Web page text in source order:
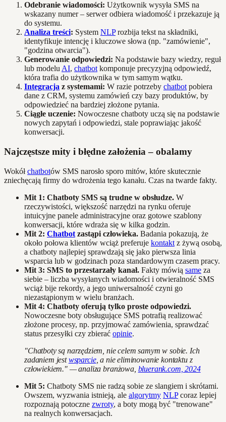
Odebranie wiadomości: Użytkownik wysyła SMS na
wskazany numer – serwer odbiera wiadomość i przekazuje ją
do systemu.
Analiza treści: System NLProzbija tekst na składniki,
identyfikuje intencję i kluczowe słowa (np. "zamówienie",
"godzina otwarcia").
Generowanie odpowiedzi: Na podstawie bazy wiedzy, reguł
lub modelu AI, chatbot komponuje precyzyjną odpowiedź,
która trafia do użytkownika w tym samym wątku.
Integracja z systemami: W razie potrzeby chatbot pobiera
dane z CRM, systemu zamówień czy bazy produktów, by
odpowiedzieć na bardziej złożone pytania.
Ciągłe uczenie: Nowoczesne chatboty uczą się na podstawie
nowych zapytań i odpowiedzi, stale poprawiając jakość
konwersacji.
Najczęstsze mity i błędne założenia – obalamy
Wokółchatbotów SMS narosło sporo mitów, które skutecznie
zniechęcają firmy do wdrożenia tego kanału. Czas na twarde fakty.
Mit 1: Chatboty SMS są trudne w obsłudze. W
rzeczywistości, większość narzędzi na rynku oferuje
intuicyjne panele administracyjne oraz gotowe szablony
konwersacji, które wdraża się w kilka godzin.
Mit 2: Chatbot zastąpi człowieka. Badania pokazują, że
około połowa klientów wciąż preferuje kontakt z żywą osobą,
a chatboty najlepiej sprawdzają się jako pierwsza linia
wsparcia lub w godzinach poza standardowym czasem pracy.
Mit 3: SMS to przestarzały kanał. Fakty mówią same za
siebie – liczba wysyłanych wiadomości i otwieralność SMS
wciąż bije rekordy, a jego uniwersalność czyni go
niezastąpionym w wielu branżach.
Mit 4: Chatboty oferują tylko proste odpowiedzi.
Nowoczesne boty obsługujące SMS potrafią realizować
złożone procesy, np. przyjmować zamówienia, sprawdzać
status przesyłki czy zbierać opinie.
"Chatboty są narzędziem, nie celem samym w sobie. Ich
zadaniem jestwsparcie, a nie eliminowanie kontaktu z
człowiekiem." — analiza branżowa, bluerank.com, 2024
Mit 5: Chatboty SMS nie radzą sobie ze slangiem i skrótami.
Owszem, wyzwania istnieją, ale algorytmy NLPcoraz lepiej
rozpoznają potoczne zwroty, a boty mogą być "trenowane"
na realnych konwersacjach.